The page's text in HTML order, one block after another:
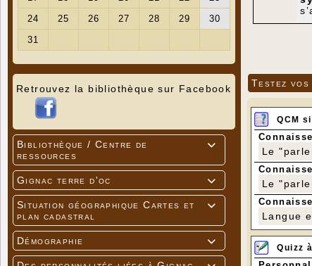
Retrouvez la bibliothèque sur Facebook

Bibliothèque / Centre de
ressources

Gignac terre d'oc

Situation géographique Cartes et
plan cadastral

Démographie
Testez vos
QCM
Le
Le
Langue
Quizz